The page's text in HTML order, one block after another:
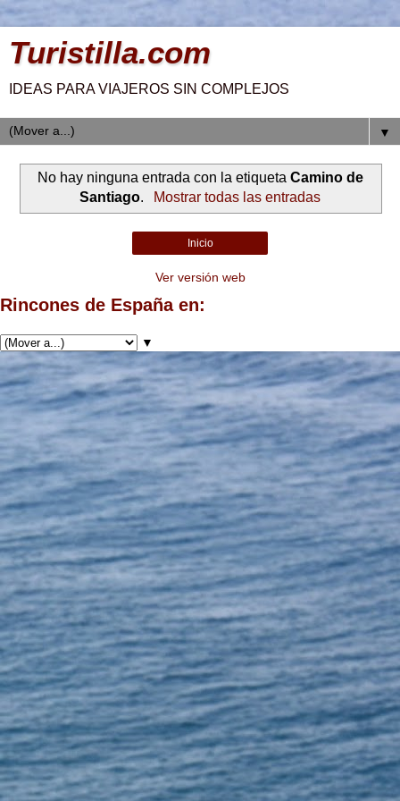
Turistilla.com
IDEAS PARA VIAJEROS SIN COMPLEJOS
▼
No hay ninguna entrada con la etiqueta Camino de
Santiago. Mostrar todas las entradas
Inicio
Ver versión web
Rincones de España en:
▼